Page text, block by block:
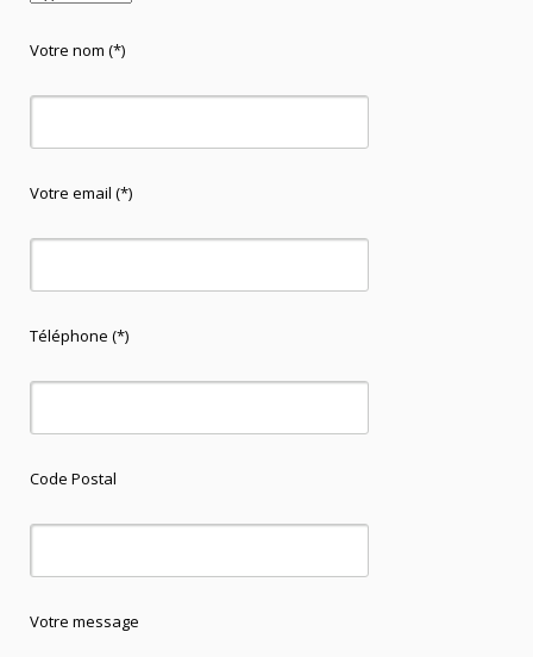
Votre nom (*)
Votre email (*)
Téléphone (*)
Code Postal
Votre message